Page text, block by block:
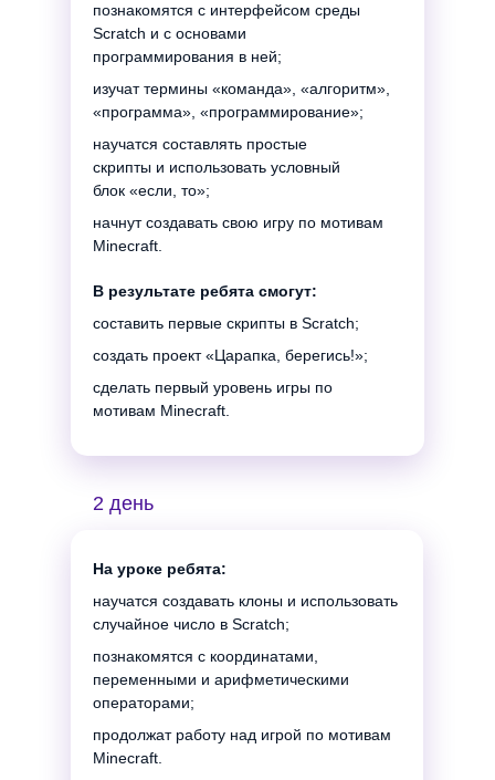
Создаем игру по
мотивам Minecraft
и учимся 3D-
моделированию с
помощью Scratch
и Tinkercad
В результате ребята смогут:
познакомятся с интерфейсом среды
Scratch и с основами
программирования в ней;
изучат термины «команда», «алгоритм»,
«программа», «программирование»;
научатся составлять простые
скрипты и использовать условный
блок «если, то»;
начнут создавать свою игру по мотивам
Minecraft.
На уроке ребята:
составить первые скрипты в Scratch;
создать проект «Царапка, берегись!»;
сделать первый уровень игры по
мотивам Minecraft.
2 день
научатся создавать клоны и использовать
случайное число в Scratch;
познакомятся с координатами,
переменными и арифметическими
операторами;
продолжат работу над игрой по мотивам
Minecraft.